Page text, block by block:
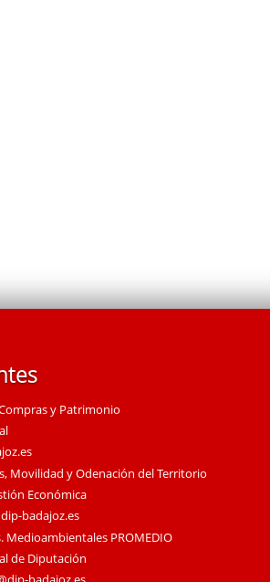
y Patrimonio
Movilidad y Odenación del Territorio
Económica
badajoz.es
Medioambientales PROMEDIO
de Diputación